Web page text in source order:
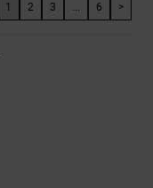
1 2 3 ... 6 >